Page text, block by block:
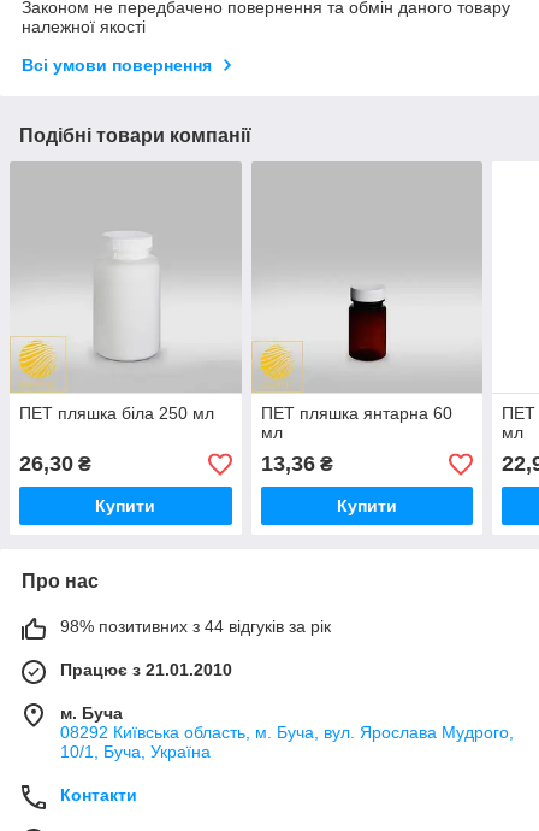
Законом не передбачено повернення та обмін даного товару
належної якості
Всі умови повернення
Подібні товари компанії
ПЕТ пляшка біла 250 мл
26,30 ₴
Купити
ПЕТ пляшка янтарна 60
мл
13,36₴
Купити
ПЕТ
мл
Про нас
98% позитивних з 44 відгуків за рік
Працює з 21.01.2010
м. Буча
08292 Київська область, м. Буча, вул. Ярослава Мудрого,
10/1, Буча, Україна
Контакти